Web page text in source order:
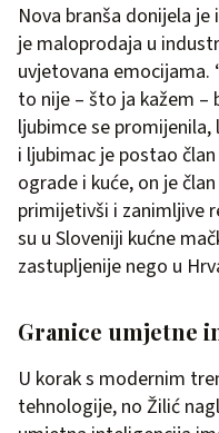
Nova branša donijela
je maloprodaja u
uvjetovana emocijama.
to nije – što ja kažem –
ljubimce se
i ljubimac je postao
ograde i kuće, on je
primijetivši i zanimljive
su u Sloveniji kućne
zastupljenije nego u
Granice umjetne
U korak s modernim
tehnologije, no Žilić